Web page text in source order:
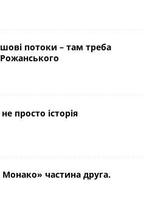
потоки – там треба
просто історія
частина друга.